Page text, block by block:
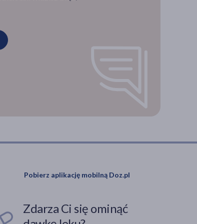
Pobierz aplikację mobilną Doz.pl
Zdarza Ci się ominąć